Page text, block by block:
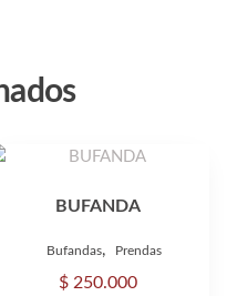
BUFANDA
Bufandas, Prendas
$ 250.000